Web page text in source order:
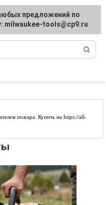
пожара. Купить на https://all-
предложений по
milwaukee-tools@cp9.ru